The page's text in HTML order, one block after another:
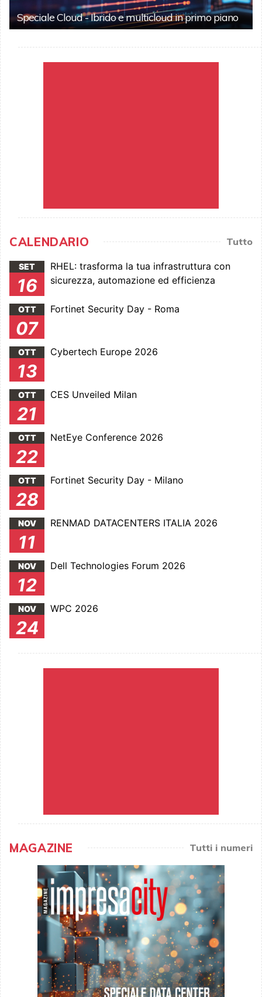
Speciale Cloud - Ibrido e multicloud in primo piano
CALENDARIO Tutto
SET
16
RHEL: trasforma la tua infrastruttura con
sicurezza, automazione ed efficienza
OTT
07
Fortinet Security Day - Roma
OTT
13
Cybertech Europe 2026
OTT
21
CES Unveiled Milan
OTT
22
NetEye Conference 2026
OTT
28
Fortinet Security Day - Milano
NOV
11
RENMAD DATACENTERS ITALIA 2026
NOV
12
Dell Technologies Forum 2026
NOV
24
WPC 2026
MAGAZINE Tutti i numeri